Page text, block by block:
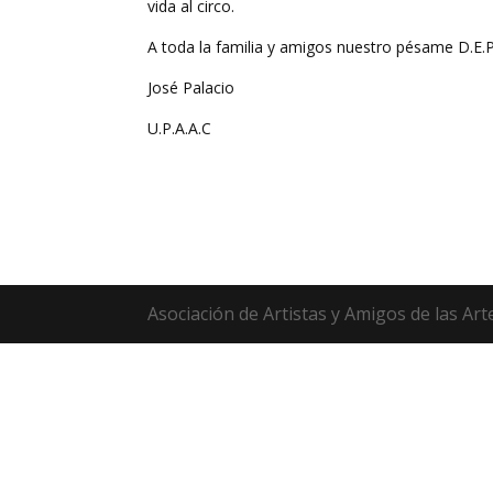
vida al circo.
A toda la familia y amigos nuestro pésame D.E.P
José Palacio
U.P.A.A.C
Asociación de Artistas y Amigos de las